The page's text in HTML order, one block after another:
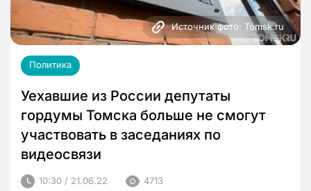
Источник фото: Tomsk.ru
Политика
Уехавшие из России депутаты
гордумы Томска больше не смогут
участвовать в заседаниях по
видеосвязи
10:30 / 21.06.22 4713